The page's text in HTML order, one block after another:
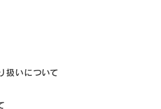
扱いについて